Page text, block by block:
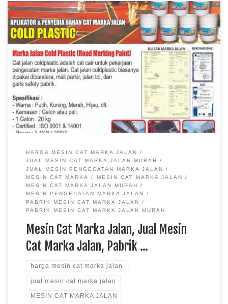
Mesin Cat Marka Jalan, Jual Mesin Cat Marka Jalan, Pabrik
Mesin Cat Marka Jalan, Harga Mesin Cat Marka Jalan, Mesin
Cat Marka Jalan Murah Pabrik Rambu – Mesin cat marka jalan
menjadi salah satu peralatan yang dapat membantu proses
pembuatan garis marka pada jalan. Mesin Cat marka jalan ini
HARGA MESIN CAT MARKA JALAN
JUAL MESIN CAT MARKA JALAN MURAH
JUAL MESIN PENGECATAN MARKA JALAN
MESIN CAT MARKA
MESIN CAT MARKA JALAN
MESIN CAT MARKA JALAN MURAH
MESIN PENGECATAN MARKA JALAN
PABRIK MESIN CAT MARKA JALAN
PABRIK MESIN CAT MARKA JALAN MURAH
Mesin Cat Marka Jalan, Jual Mesin
Cat Marka Jalan, Pabrik …
harga mesin cat marka jalan
jual mesin cat marka jalan
MESIN CAT MARKA JALAN